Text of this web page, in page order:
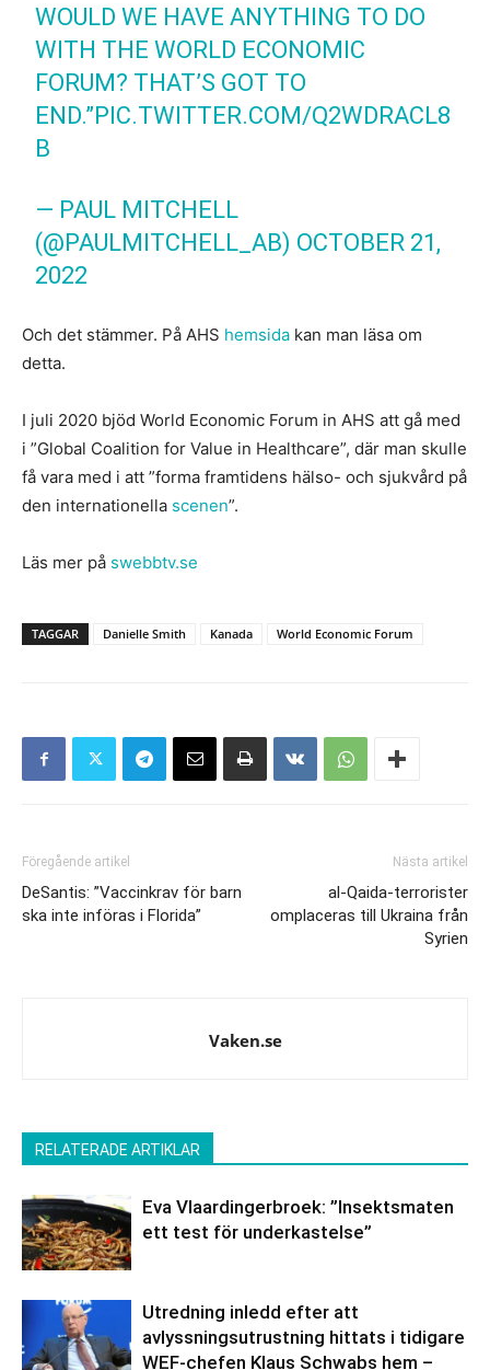
WOULD WE HAVE ANYTHING TO DO
WITH THE WORLD ECONOMIC
FORUM? THAT’S GOT TO
END.” PIC.TWITTER.COM/Q2WDRACL8
B
— PAUL MITCHELL
(@PAULMITCHELL_AB) OCTOBER 21,
2022
Och det stämmer. På AHS hemsida kan man läsa om
detta.
I juli 2020 bjöd World Economic Forum in AHS att gå med
i ”Global Coalition for Value in Healthcare”, där man skulle
få vara med i att ”forma framtidens hälso- och sjukvård på
den internationella scenen”.
Läs mer på swebbtv.se
TAGGAR Danielle Smith Kanada World Economic Forum
Föregående artikel
DeSantis: ”Vaccinkrav för barn
ska inte införas i Florida”
Nästa artikel
al-Qaida-terrorister
omplaceras till Ukraina från
Syrien
Vaken.se
RELATERADE ARTIKLAR
Eva Vlaardingerbroek: ”Insektsmaten
ett test för underkastelse”
Utredning inledd efter att
avlyssningsutrustning hittats i tidigare
WEF-chefen Klaus Schwabs hem –